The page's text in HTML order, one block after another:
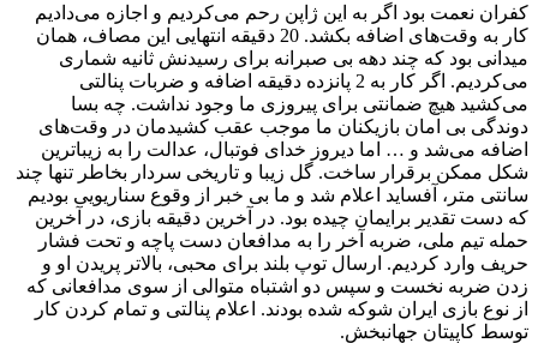
کفران نعمت بود اگر به این ژاپن رحم می‌کردیم و اجازه می‌دادیم
کار به وقت‌های اضافه بکشد. 20 دقیقه انتهایی این مصاف، همان
میدانی بود که چند دهه بی صبرانه برای رسیدنش ثانیه شماری
می‌کردیم. اگر کار به 2 پانزده دقیقه اضافه و ضربات پنالتی
می‌کشید هیچ ضمانتی برای پیروزی ما وجود نداشت. چه بسا
دوندگی بی امان بازیکنان ما موجب عقب کشیدمان در وقت‌های
اضافه می‌شد و … اما دیروز خدای فوتبال، عدالت را به زیباترین
شکل ممکن برقرار ساخت. گل زیبا و تاریخی سردار بخاطر تنها چند
سانتی متر، آفساید اعلام شد و ما بی خبر از وقوع سناریویی بودیم
که دست تقدیر برایمان چیده بود. در آخرین دقیقه بازی، در آخرین
حمله تیم ملی، ضربه آخر را به مدافعان دست پاچه و تحت فشار
حریف وارد کردیم. ارسال توپ بلند برای محبی، بالاتر پریدن او و
زدن ضربه نخست و سپس دو اشتباه متوالی از سوی مدافعانی که
از نوع بازی ایران شوکه شده بودند. اعلام پنالتی و تمام کردن کار
توسط کاپیتان جهانبخش.